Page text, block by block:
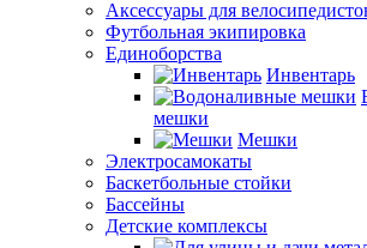
Аксессуары для
Футбольная экипировка
Единоборства
Инвентарь
мешки
Мешки
Электросамокаты
Баскетбольные стойки
Бассейны
Детские комплексы